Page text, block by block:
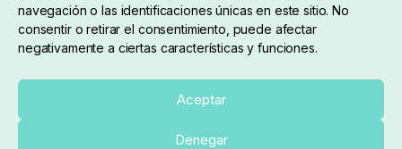
navegación o las identificaciones únicas en este sitio. No
consentir o retirar el consentimiento, puede afectar
negativamente a ciertas características y funciones.
Aceptar
Denegar
Sobre nosotros